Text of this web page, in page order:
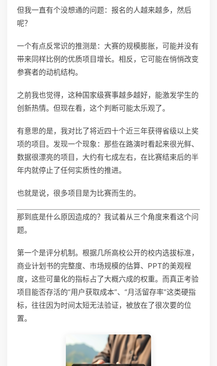
但我一直有个没想通的问题：报名的人越来越多，然后
呢？
一个有点反常识的推测是：大赛的规模膨胀，可能并没有
带来同样比例的优质项目增长。相反，它可能在悄悄改变
参赛者的动机结构。
之前我也觉得，这种国家级赛事越多越好，能激发学生的
创新热情。但现在看，这个判断可能太乐观了。
有意思的是，我对比了将近四十个近三年获得省级以上奖
项的项目。发现一个现象：那些在路演时看起来很光鲜、
数据很漂亮的项目，大约有七成左右，在比赛结束后的半
年内就停止了任何实质性的推进。
也就是说，很多项目是为比赛而生的。
那到底是什么原因造成的？我试着从三个角度来看这个问
题。
第一个是评分机制。根据几所高校公开的校内选拔标准，
商业计划书的完整度、市场规模的估算、PPT的美观程
度，这些可量化的指标占了大概六成的权重。而真正考验
项目能否存活的“用户获取成本”、“月活留存率”这类硬指
标，往往因为时间太短无法验证，被放在了很次要的位
置。